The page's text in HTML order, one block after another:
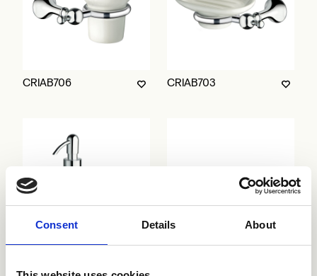
Consent Details About
CRIAB706 CRIAB703